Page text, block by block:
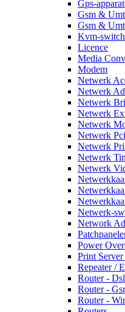
Gps-
Gsm &
Gsm &
Kvm-
Licence
Media
Modem
Netwerk
Netwerk
Netwerk
Netwerk
Netwerk
Netwerk
Netwerk
Netwerk
Netwerk
Netwerk-
Network
Power
Print
Repeater /
Router -
Router -
Router -